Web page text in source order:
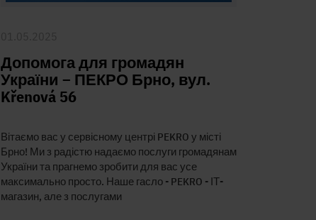
Допомога для громадян
України – ПЕКРО Брно, вул.
Křenová 56
Вітаємо вас у сервісному центрі PEKRO у місті
Брно! Ми з радістю надаємо послуги громадянам
України та прагнемо зробити для вас усе
максимально просто. Наше гасло - PEKRO - ІТ-
магазин, але з послугами